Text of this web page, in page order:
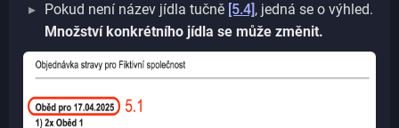
Pokud není název jídla tučně [5.4], jedná se o výhled.
Množství konkrétního jídla se může změnit.